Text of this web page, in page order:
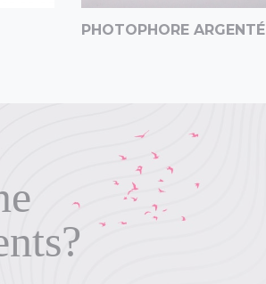
PHOTOPHORE ARGENTÉ